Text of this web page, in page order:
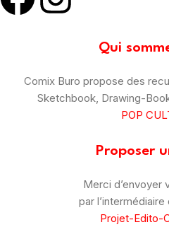
Qui
Comix Buro propose des
Sketchbook, Drawing-
POP
Proposer
Merci d’envoyer
par
Projet-Edito-